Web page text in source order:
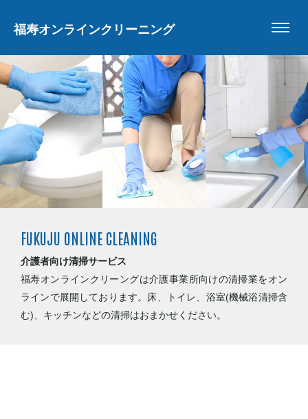
福寿オンラインクリーニング
FUKUJU ONLINE CLEANING
介護者向け清掃サービス
福寿オンラインクリーングは介護事業所向けの清掃業をオン
ラインで展開しております。床、トイレ、浴室(機械浴清掃含
む)、キッチンなどの清掃はおまかせください。